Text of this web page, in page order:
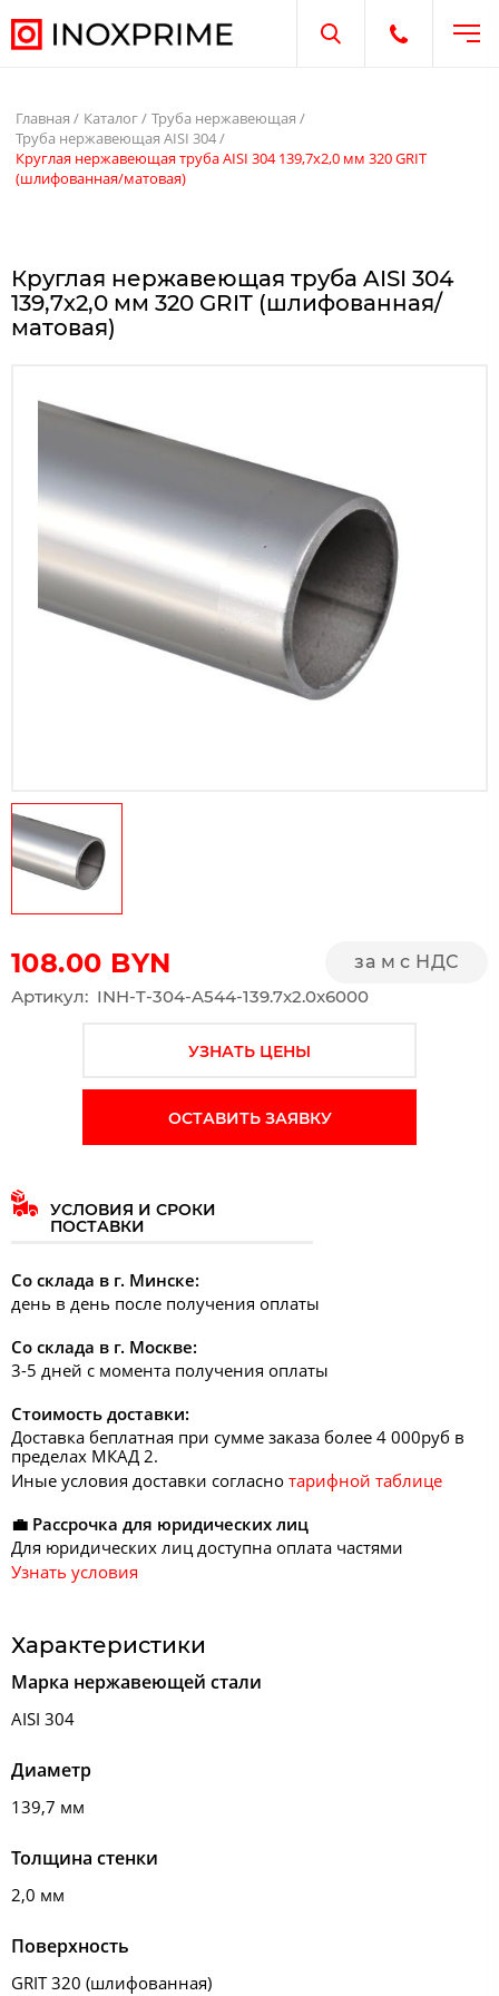
Открыть поиск
Открыть
Главная Каталог
Труба нержавеющая
Труба нержавеющая AISI 304
Круглая нержавеющая труба AISI 304 139,7х2,0 мм 320 GRIT
(шлифованная/матовая)
Круглая нержавеющая труба AISI 304
139,7х2,0 мм 320 GRIT (шлифованная/
матовая)
108.00 BYN
за м с НДС
Артикул: INH-T-304-A544-139.7x2.0x6000
УЗНАТЬ ЦЕНЫ
ОСТАВИТЬ ЗАЯВКУ
УСЛОВИЯ И СРОКИ
ПОСТАВКИ
Со склада в г. Минске:
день в день после получения оплаты
Со склада в г. Москве:
3-5 дней с момента получения оплаты
Стоимость доставки:
Доставка беплатная при сумме заказа более 4 000руб в
пределах МКАД 2.
Иные условия доставки согласно тарифной таблице
💼 Рассрочка для юридических лиц
Для юридических лиц доступна оплата частями
Узнать условия
Характеристики
Марка нержавеющей стали
AISI 304
Диаметр
139,7 мм
Толщина стенки
2,0 мм
Поверхность
GRIT 320 (шлифованная)